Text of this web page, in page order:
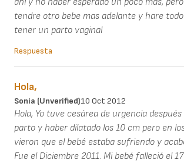
tendre otro bebe mas adelante y hare
tener un parto vaginal
Respuesta
Hola,
Sonia (unverified)10 Oct 2012
Hola, Yo tuve cesárea de urgencia
parto y haber dilatado los 10 cm pero en
vieron que el bebé estaba sufriendo y
Fue el Diciembre 2011. Mi bebé falleció el